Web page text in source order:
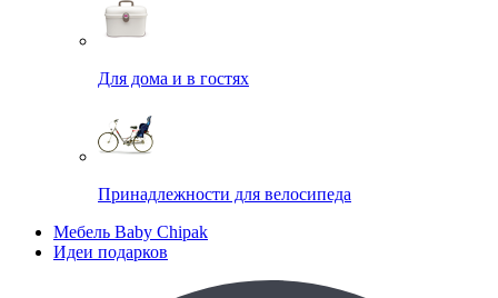
Для дома и в гостях
Принадлежности для велосипеда
Мебель Baby Chipak
Идеи подарков